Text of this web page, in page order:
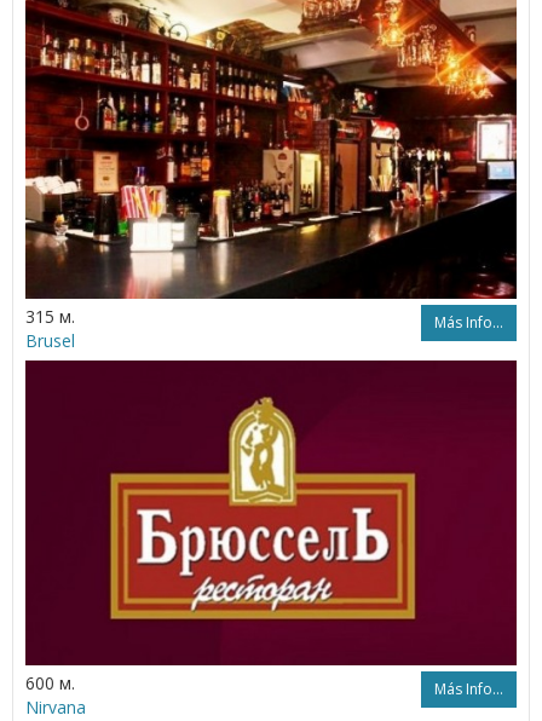
315 м. Más Info...
Brusel
600 м. Más Info...
Nirvana